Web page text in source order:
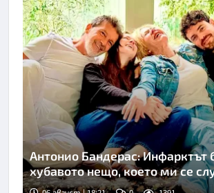
Антонио Бандерас: Инфарктът
хубавото нещо, което ми се